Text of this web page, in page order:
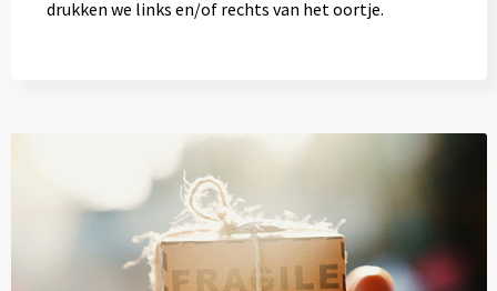
drukken we links en/of rechts van het oortje.